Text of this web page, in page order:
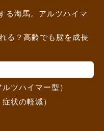
る海馬。アルツハイマ
る？高齢でも脳を成長
ツハイマー型）
状の軽減）